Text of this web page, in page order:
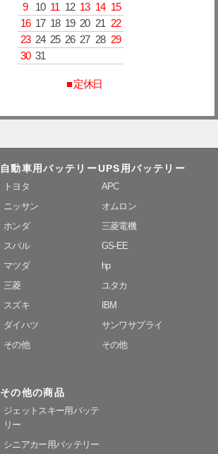
9
10 11 12 13 14 15
16 17 18 19 20 21 22
23 24 25 26 27 28 29
30 31
■ 定休日
自動車用バッテリー
トヨタ
ニッサン
ホンダ
スバル
マツダ
三菱
スズキ
ダイハツ
その他
UPS用バッテリー
APC
オムロン
三菱電機
GS-EE
hp
ユタカ
IBM
サンワサプライ
その他
その他の商品
ジェットスキー用バッテ
リー
シニアカー用バッテリー